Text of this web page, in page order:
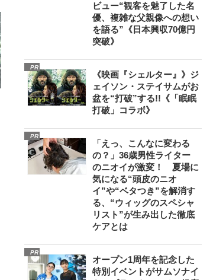
ビュー“観客を魅了した名
優、複雑な父親像への想い
を語る”《日本興収70億円
突破》
PR
《映画『シェルター』》ジ
ェイソン・ステイサムがお
盆を“打破”する!!《「眠眠
打破」コラボ》
PR
「えっ、こんなに変わる
の？」36歳男性ライター
のニオイが激変！ 夏場に
気になる“頭皮のニオ
イ”や“ベタつき”を解消す
る、“ウィッグのスペシャ
リスト”が生み出した徹底
ケアとは
PR
オープン1周年を記念した
特別イベントがサムソナイ